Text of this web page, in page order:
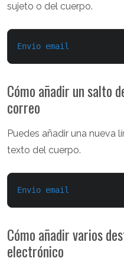
sujeto o del cuerpo.
Envio email
Cómo añadir un salto
correo
Puedes añadir una nueva
texto del cuerpo.
Envio email
Cómo añadir varios
electrónico